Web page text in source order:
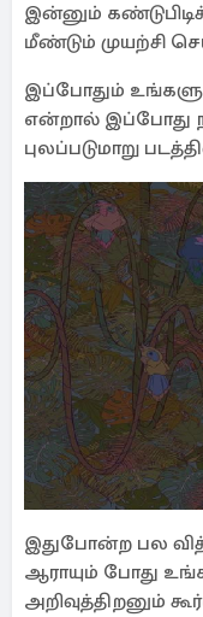
இன்னும்
மீண்டும் முயற்சி
இப்போதும்
என்றால் இப்போது
புலப்படுமாறு
இதுபோன்ற பல
ஆராயும் போது
அறிவுத்திறனும்